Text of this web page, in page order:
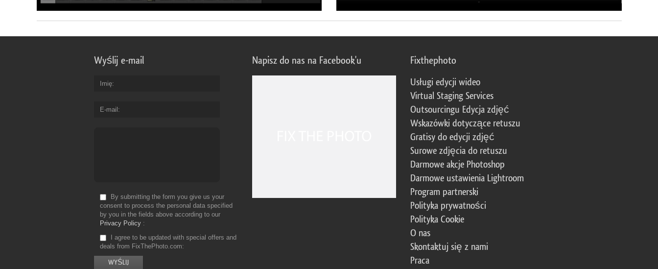
Wyślij e-mail
Imię
E-mail
By submitting the form you give us your
consent to process the personal data specified
by you in the fields above according to our
Privacy Policy
I agree to be updated with special offers and
deals from FixThePhoto.com
Napisz do nas na Facebook'u Fixthephoto
Usługi edycji wideo
Virtual Staging Services
Outsourcingu Edycja zdjęć
Wskazówki dotyczące retuszu
Gratisy do edycji zdjęć
Surowe zdjęcia do retuszu
Darmowe akcje Photoshop
Darmowe ustawienia Lightroom
Program partnerski
Polityka prywatności
Polityka Cookie
O nas
Skontaktuj się z nami
Praca